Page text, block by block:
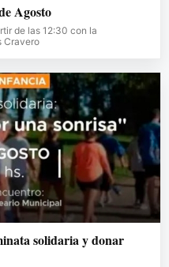
Agosto
de las 12:30 con la
Cravero
solidaria y donar